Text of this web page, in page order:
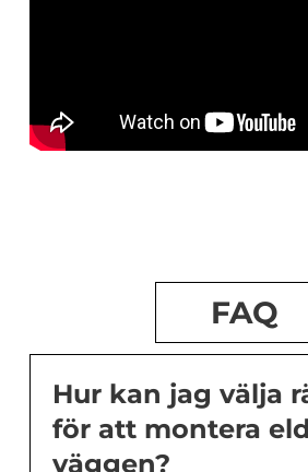
FAQ
Hur kan jag välja
för att montera
väggen?